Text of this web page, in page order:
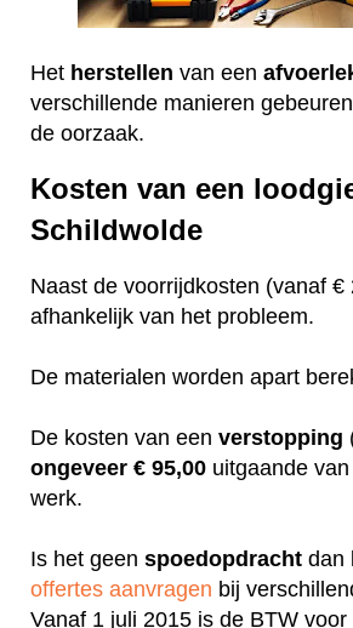
Het herstellen van een
verschillende manieren
de oorzaak.
Kosten van een
Schildwolde
Naast de voorrijdkosten (vanaf €
afhankelijk van het probleem.
De materialen worden apart
De kosten van een verstopping
ongeveer € 95,00 uitgaande
werk.
Is het geen spoedopdracht dan
offertes aanvragen bij
Vanaf 1 juli 2015 is de BTW